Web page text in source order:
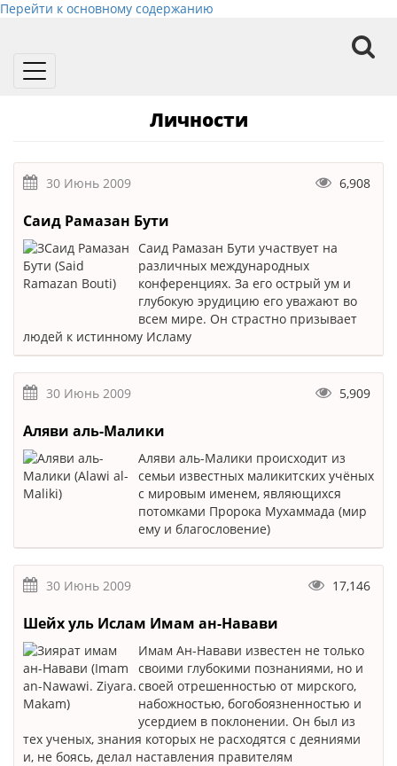
Перейти к основному содержанию
Toggle
Личности
30 Июнь 2009 6,908
Саид Рамазан Бути
Саид Рамазан Бути участвует на
различных международных
конференциях. За его острый ум и
глубокую эрудицию его уважают во
всем мире. Он страстно призывает
людей к истинному Исламу
30 Июнь 2009 5,909
Аляви аль-Малики
Аляви аль-Малики происходит из
семьи известных маликитских учёных
с мировым именем, являющихся
потомками Пророка Мухаммaда (мир
ему и благословение)
30 Июнь 2009 17,146
Шейх уль Ислам Имам ан-Навави
Имам Ан-Навави известен не только
своими глубокими познаниями, но и
своей отрешенностью от мирского,
набожностью, богобоязненностью и
усердием в поклонении. Он был из
тех ученых, знания которых не расходятся с деяниями
и, не боясь, делал наставления правителям